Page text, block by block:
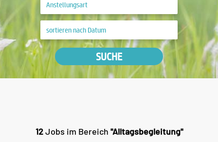
SUCHE
12Jobs im Bereich "Alltagsbegleitung"